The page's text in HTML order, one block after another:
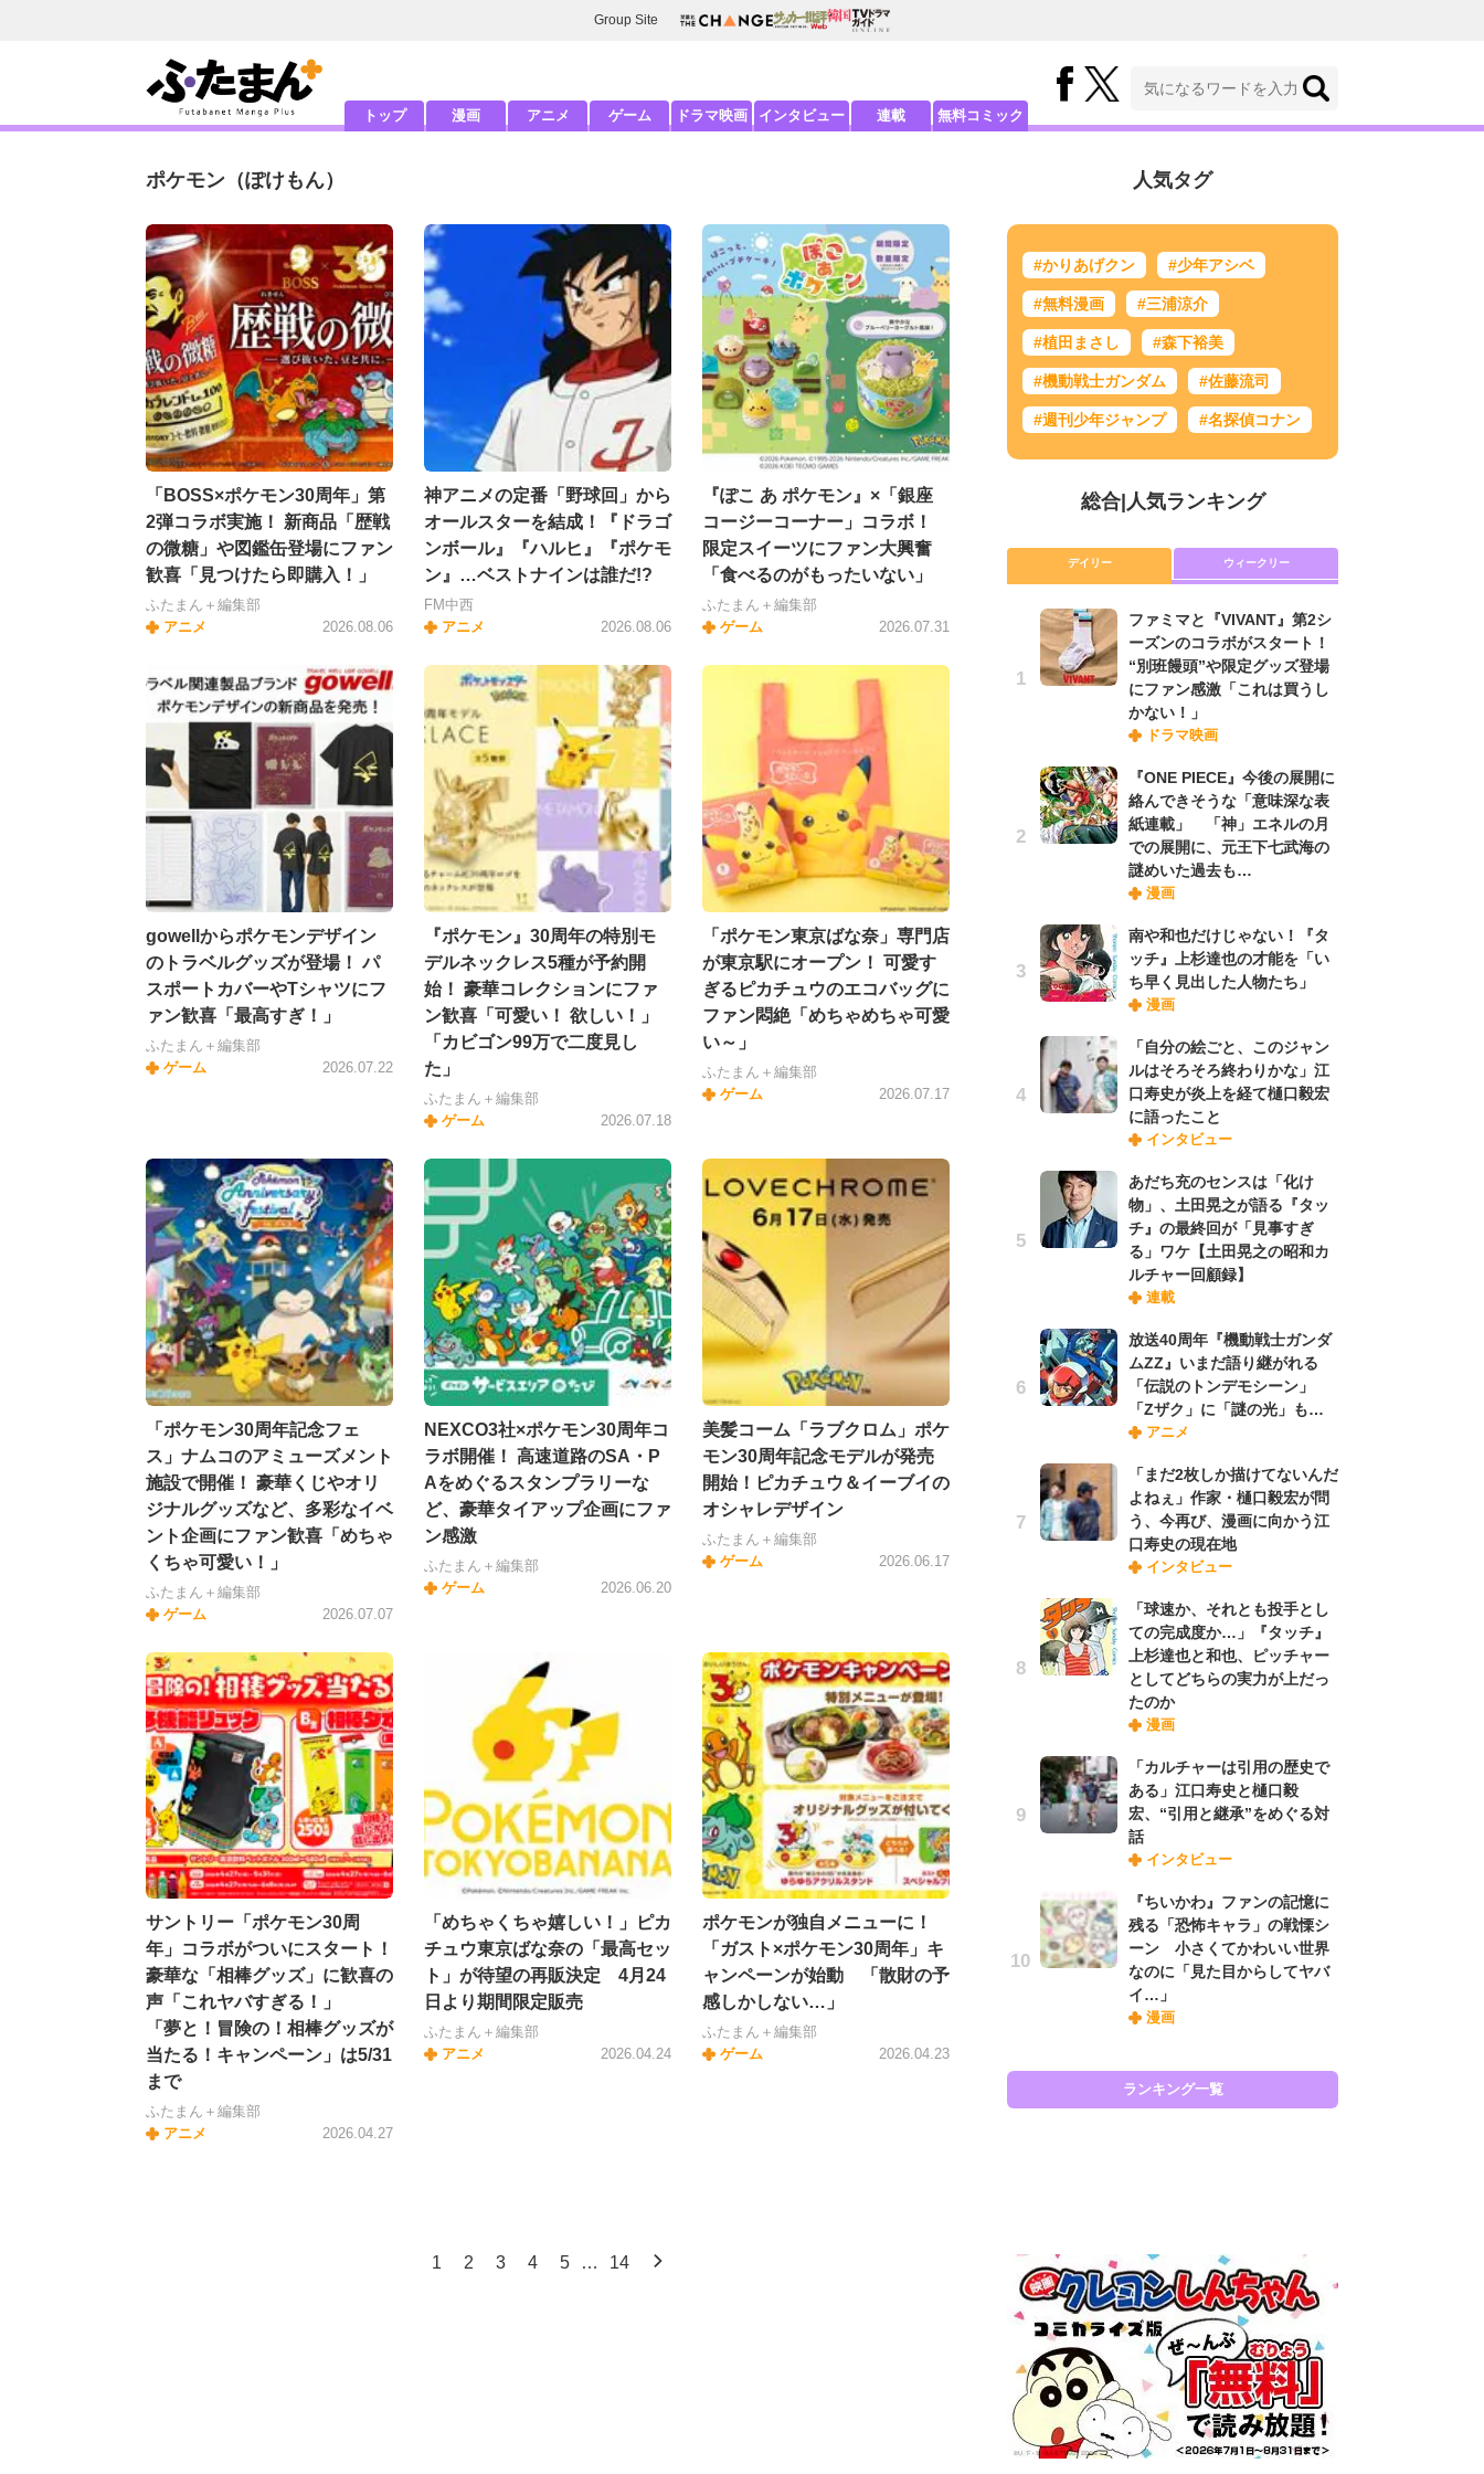
Group Site
トップ 漫画 アニメ ゲーム ドラマ映画 インタビュー 連載 無料コミック
ポケモン （ぽけもん）
「BOSS×ポケモン30周年」第
2弾コラボ実施！ 新商品「歴戦
の微糖」や図鑑缶登場にファン
歓喜「見つけたら即購入！」
ふたまん＋編集部
アニメ
2026.08.06
神アニメの定番「野球回」から
オールスターを結成！『ドラゴ
ンボール』『ハルヒ』『ポケモ
ン』…ベストナインは誰だ!?
FM中西
アニメ
2026.08.06
『ぽこ あ ポケモン』×「銀座
コージーコーナー」コラボ！
限定スイーツにファン大興奮
「食べるのがもったいない」
ふたまん＋編集部
ゲーム
2026.07.31
gowellからポケモンデザイン
のトラベルグッズが登場！ パ
スポートカバーやTシャツにフ
ァン歓喜「最高すぎ！」
ふたまん＋編集部
ゲーム
2026.07.22
『ポケモン』30周年の特別モ
デルネックレス5種が予約開
始！ 豪華コレクションにファ
ン歓喜「可愛い！ 欲しい！」
「カビゴン99万で二度見し
た」
ふたまん＋編集部
ゲーム
2026.07.18
「ポケモン東京ばな奈」専門店
が東京駅にオープン！ 可愛す
ぎるピカチュウのエコバッグに
ファン悶絶「めちゃめちゃ可愛
い～」
ふたまん＋編集部
ゲーム
2026.07.17
「ポケモン30周年記念フェ
ス」ナムコのアミューズメント
施設で開催！ 豪華くじやオリ
ジナルグッズなど、多彩なイベ
ント企画にファン歓喜「めちゃ
くちゃ可愛い！」
ふたまん＋編集部
ゲーム
2026.07.07
NEXCO3社×ポケモン30周年コ
ラボ開催！ 高速道路のSA・P
Aをめぐるスタンプラリーな
ど、豪華タイアップ企画にファ
ン感激
ふたまん＋編集部
ゲーム
2026.06.20
美髪コーム「ラブクロム」ポケ
モン30周年記念モデルが発売
開始！ピカチュウ＆イーブイの
オシャレデザイン
ふたまん＋編集部
ゲーム
2026.06.17
サントリー「ポケモン30周
年」コラボがついにスタート！
豪華な「相棒グッズ」に歓喜の
声「これヤバすぎる！」
「夢と！冒険の！相棒グッズが
当たる！キャンペーン」は5/31
まで
ふたまん＋編集部
アニメ
2026.04.27
「めちゃくちゃ嬉しい！」ピカ
チュウ東京ばな奈の「最高セッ
ト」が待望の再販決定 4月24
日より期間限定販売
ふたまん＋編集部
アニメ
2026.04.24
ポケモンが独自メニューに！
「ガスト×ポケモン30周年」キ
ャンペーンが始動 「散財の予
感しかしない…」
ふたまん＋編集部
ゲーム
2026.04.23
1 2 3 4 5 … 14
人気タグ
#かりあげクン #少年アシベ
#無料漫画 #三浦涼介
#植田まさし #森下裕美
#機動戦士ガンダム #佐藤流司
#週刊少年ジャンプ #名探偵コナン
総合| 人気ランキング
デイリー ウィークリー
ファミマと『VIVANT』第2シ
ーズンのコラボがスタート！
“別班饅頭”や限定グッズ登場
にファン感激「これは買うし
かない！」
ドラマ映画
『ONE PIECE』今後の展開に
絡んできそうな「意味深な表
紙連載」 「神」エネルの月
での展開に、元王下七武海の
謎めいた過去も…
漫画
南や和也だけじゃない！『タ
ッチ』上杉達也の才能を「い
ち早く見出した人物たち」
漫画
「自分の絵ごと、このジャン
ルはそろそろ終わりかな」江
口寿史が炎上を経て樋口毅宏
に語ったこと
インタビュー
あだち充のセンスは「化け
物」、土田晃之が語る『タッ
チ』の最終回が「見事すぎ
る」ワケ【土田晃之の昭和カ
ルチャー回顧録】
連載
放送40周年『機動戦士ガンダ
ムZZ』いまだ語り継がれる
「伝説のトンデモシーン」
「Zザク」に「謎の光」も…
アニメ
「まだ2枚しか描けてないんだ
よねぇ」作家・樋口毅宏が問
う、今再び、漫画に向かう江
口寿史の現在地
インタビュー
「球速か、それとも投手とし
ての完成度か…」『タッチ』
上杉達也と和也、ピッチャー
としてどちらの実力が上だっ
たのか
漫画
「カルチャーは引用の歴史で
ある」江口寿史と樋口毅
宏、“引用と継承”をめぐる対
話
インタビュー
『ちいかわ』ファンの記憶に
残る「恐怖キャラ」の戦慄シ
ーン 小さくてかわいい世界
なのに「見た目からしてヤバ
イ…」
漫画
ランキング一覧